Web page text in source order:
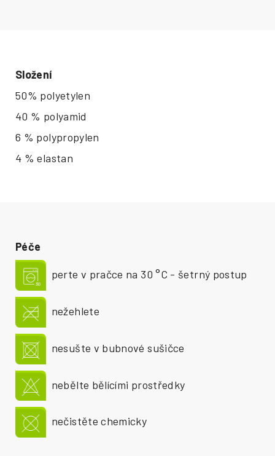
Péče
perte v pračce na 30 °C - šetrný postup
nežehlete
nesušte v bubnové sušičce
nebělte bělícími prostředky
nečistěte chemicky
Složení
50% polyetylen
40 % polyamid
6 % polypropylen
4 % elastan